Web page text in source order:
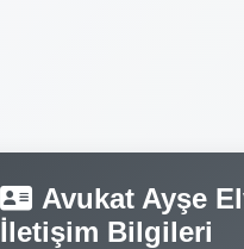
Avukat Ayşe
İletişim Bilgileri